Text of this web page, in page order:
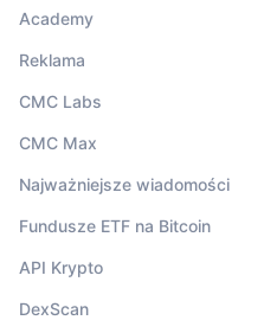
Academy
Reklama
CMC Labs
CMC Max
Najważniejsze wiadomości
Fundusze ETF na Bitcoin
API Krypto
DexScan